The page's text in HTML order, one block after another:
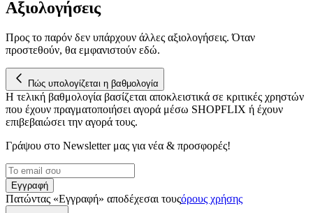
Αξιολογήσεις
Προς το παρόν δεν υπάρχουν άλλες αξιολογήσεις. Όταν
προστεθούν, θα εμφανιστούν εδώ.
Πώς υπολογίζεται η βαθμολογία
Η τελική βαθμολογία βασίζεται αποκλειστικά σε κριτικές χρηστών
που έχουν πραγματοποιήσει αγορά μέσω SHOPFLIX ή έχουν
επιβεβαιώσει την αγορά τους.
Γράψου στο Νewsletter μας για νέα & προσφορές!
Εγγραφή
Πατώντας «Εγγραφή» αποδέχεσαι τουςόρους χρήσης